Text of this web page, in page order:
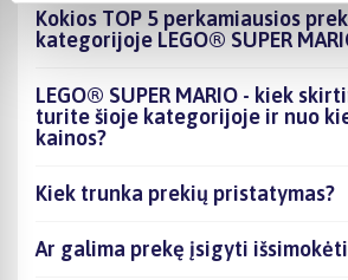
Kokios TOP 5 perkamiausios
kategorijoje LEGO® SUPER
LEGO® SUPER MARIO - kiek
turite šioje kategorijoje ir nuo
kainos?
Kiek trunka prekių pristatymas?
Ar galima prekę įsigyti